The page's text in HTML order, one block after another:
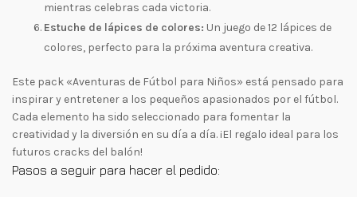
mientras celebras cada victoria.
Estuche de lápices de colores: Un juego de 12 lápices de
colores, perfecto para la próxima aventura creativa.
Este pack «Aventuras de Fútbol para Niños» está pensado para
inspirar y entretener a los pequeños apasionados por el fútbol.
Cada elemento ha sido seleccionado para fomentar la
creatividad y la diversión en su día a día. ¡El regalo ideal para los
futuros cracks del balón!
Pasos a seguir para hacer el pedido: